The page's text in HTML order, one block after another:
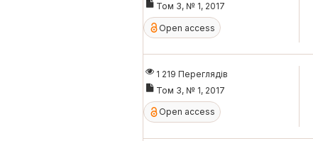
Том 3, № 1, 2017
Open access
1 219 Переглядів
Том 3, № 1, 2017
Open access